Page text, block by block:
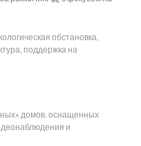
обстановка,
поддержка на
домов, оснащенных
и